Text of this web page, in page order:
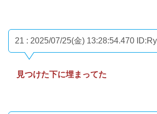
21 : 2025/07/25(金) 13:28:54.470
見つけた下に埋まってた